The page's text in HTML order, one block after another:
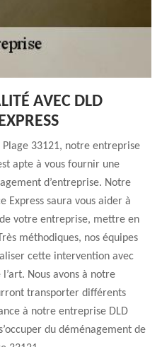
AVEC DLD
Plage 33121, notre entreprise
apte à vous fournir une
d’entreprise. Notre
Express saura vous aider à
votre entreprise, mettre en
méthodiques, nos équipes
cette intervention avec
Nous avons à notre
transporter différents
à notre entreprise DLD
du déménagement de